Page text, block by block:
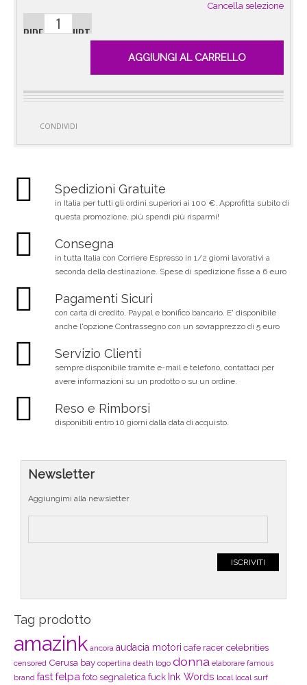
Cancella selezione
RIDER T-SHIRT
PREFER TO
RIDE
AGGIUNGI AL CARRELLO
CONDIVIDI
Spedizioni Gratuite
in Italia per tutti gli ordini superiori ai 100 €. Approfitta subito di
questa promozione, più spendi più risparmi!
Consegna
in tutta Italia con Corriere Espresso in 1/2 giorni lavorativi a
seconda della destinazione. Spese di spedizione fisse a 6 euro
Pagamenti Sicuri
con carta di credito, Paypal e bonifico bancario. E' disponibile
anche l'opzione Contrassegno con un sovrapprezzo di 5 euro
Servizio Clienti
sempre disponibile tramite e-mail e telefono, contattaci per
avere informazioni su un prodotto o su un ordine.
Reso e Rimborsi
disponibili entro 10 giorni dalla data di acquisto.
Newsletter
Aggiungimi alla newsletter
Tag prodotto
amazink ancora audacia motori cafe racer celebrities
censored Cerusa bay copertina death logo donna elaborare famous
brand fastfelpa foto segnaletica fuck Ink Words local local surf